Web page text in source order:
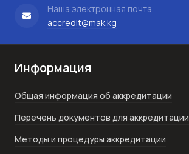
Наша электронная почта
accredit@mak.kg
Информация
Общая информация об аккредитации
Перечень документов для аккредитации
Методы и процедуры аккредитации